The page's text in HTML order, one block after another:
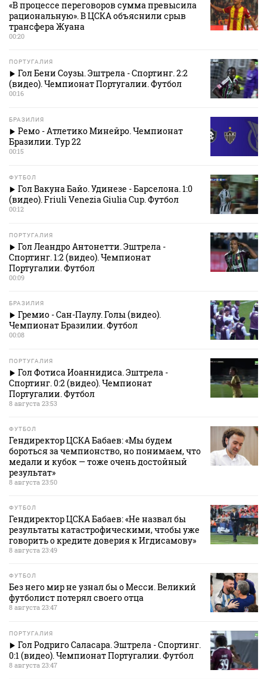
«В процессе переговоров сумма превысила
рациональную». В ЦСКА объяснили срыв
трансфера Жуана
00:20
ПОРТУГАЛИЯ
Гол Бени Соузы. Эштрела - Спортинг. 2:2
(видео). Чемпионат Португалии. Футбол
00:16
БРАЗИЛИЯ
Ремо - Атлетико Минейро. Чемпионат
Бразилии. Тур 22
00:15
ФУТБОЛ
Гол Вакуна Байо. Удинезе - Барселона. 1:0
(видео). Friuli Venezia Giulia Cup. Футбол
00:12
ПОРТУГАЛИЯ
Гол Леандро Антонетти. Эштрела -
Спортинг. 1:2 (видео). Чемпионат
Португалии. Футбол
00:09
БРАЗИЛИЯ
Гремио - Сан-Паулу. Голы (видео).
Чемпионат Бразилии. Футбол
00:08
ПОРТУГАЛИЯ
Гол Фотиса Иоаннидиса. Эштрела -
Спортинг. 0:2 (видео). Чемпионат
Португалии. Футбол
8 августа 23:53
ФУТБОЛ
Гендиректор ЦСКА Бабаев: «Мы будем
бороться за чемпионство, но понимаем, что
медали и кубок — тоже очень достойный
результат»
8 августа 23:50
ФУТБОЛ
Гендиректор ЦСКА Бабаев: «Не назвал бы
результаты катастрофическими, чтобы уже
говорить о кредите доверия к Игдисамову»
8 августа 23:49
ФУТБОЛ
Без него мир не узнал бы о Месси. Великий
футболист потерял своего отца
8 августа 23:47
ПОРТУГАЛИЯ
Гол Родриго Саласара. Эштрела - Спортинг.
0:1 (видео). Чемпионат Португалии. Футбол
8 августа 23:47